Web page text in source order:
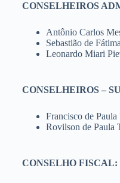
CONSELHEIROS
Antônio Carlos
Sebastião de
Leonardo Miari
CONSELHEIROS –
Francisco de
Rovilson de Paula
CONSELHO FISCAL: